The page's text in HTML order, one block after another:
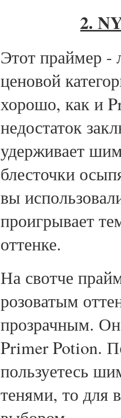
2.
Этот праймер -
ценовой
хорошо, как и
недостаток
удерживает
блесточки
вы
проигрывает
оттенке.
На свотче
розоватым
прозрачным.
Primer Potion.
пользуетесь
тенями, то для